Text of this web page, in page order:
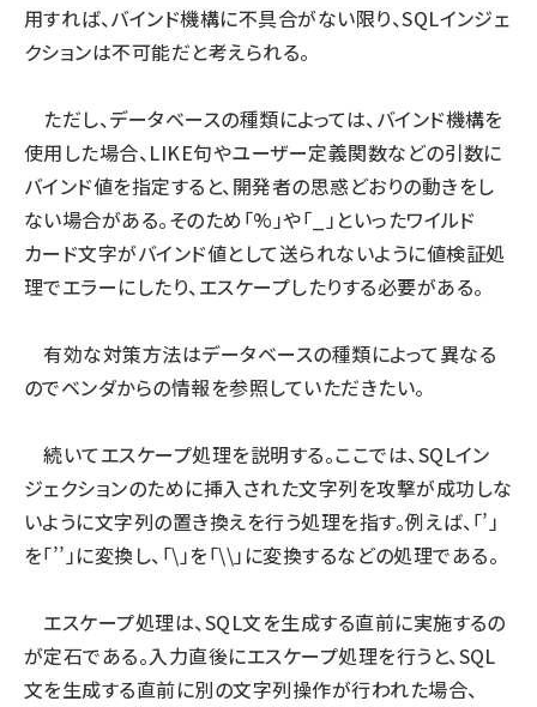
用すれば、バインド機構に不具合がない限り、SQLインジェ
クションは不可能だと考えられる。
ただし、データベースの種類によっては、バインド機構を
使用した場合、LIKE句やユーザー定義関数などの引数に
バインド値を指定すると、開発者の思惑どおりの動きをし
ない場合がある。そのため「%」や「_」といったワイルド
カード文字がバインド値として送られないように値検証処
理でエラーにしたり、エスケープしたりする必要がある。
有効な対策方法はデータベースの種類によって異なる
のでベンダからの情報を参照していただきたい。
続いてエスケープ処理を説明する。ここでは、SQLイン
ジェクションのために挿入された文字列を攻撃が成功しな
いように文字列の置き換えを行う処理を指す。例えば、「’」
を「’’」に変換し、「\」を「\\」に変換するなどの処理である。
エスケープ処理は、SQL文を生成する直前に実施するの
が定石である。入力直後にエスケープ処理を行うと、SQL
文を生成する直前に別の文字列操作が行われた場合、